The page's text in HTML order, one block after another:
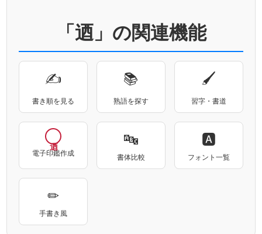
「迺」の関連機能
✍
書き順を見る
📚
熟語を探す
🖌
習字・書道
電子印鑑作成
🔤
書体比較
🅰
フォント一覧
✏
手書き風